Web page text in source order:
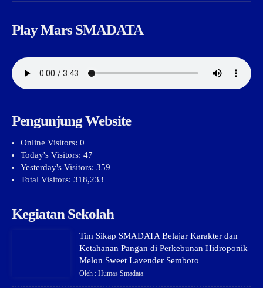
Play Mars SMADATA
Pengunjung Website
Online Visitors: 0
Today's Visitors: 47
Yesterday's Visitors: 359
Total Visitors: 318,233
Kegiatan Sekolah
Tim Sikap SMADATA Belajar Karakter dan
Ketahanan Pangan di Perkebunan Hidroponik
Melon Sweet Lavender Semboro
Oleh : Humas Smadata